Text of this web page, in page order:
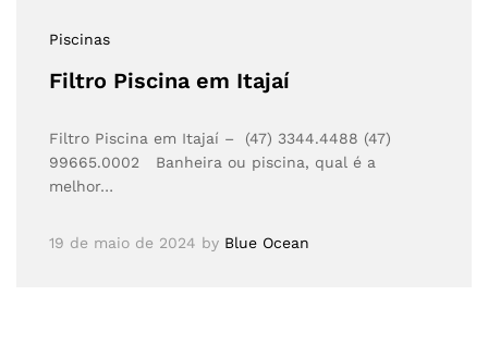
Piscinas
Filtro Piscina em Itajaí
Filtro Piscina em Itajaí – (47) 3344.4488 (47)
99665.0002 Banheira ou piscina, qual é a
melhor…
19 de maio de 2024 by Blue Ocean